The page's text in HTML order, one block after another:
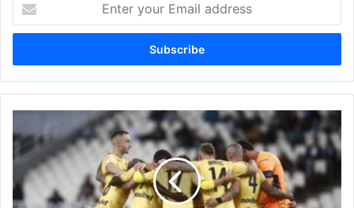
your
Email